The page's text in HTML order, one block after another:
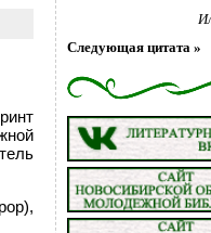
Следующая цитата »